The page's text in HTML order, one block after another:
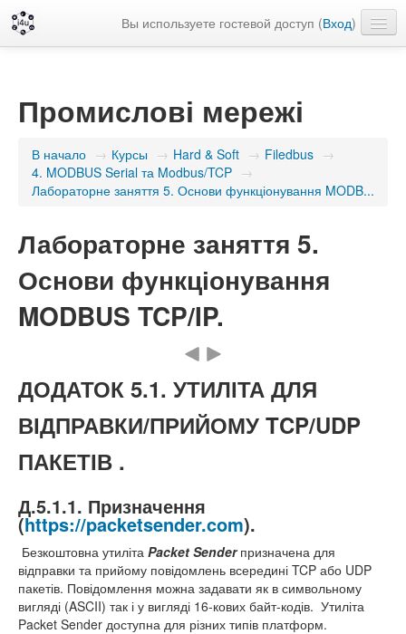
Вы используете гостевой доступ (Вход)
Промислові мережі
В начало → Курсы → Hard & Soft → Filedbus →
4. MODBUS Serial та Modbus/TCP →
Лабораторне заняття 5. Основи функціонування MODB...
Лабораторне заняття 5.
Основи функціонування
MODBUS TCP/IP.
ДОДАТОК 5.1. УТИЛІТА ДЛЯ
ВІДПРАВКИ/ПРИЙОМУ TCP/UDP
ПАКЕТІВ .
Д.5.1.1. Призначення
(https://packetsender.com).
Безкоштовна утиліта Packet Senderпризначена для
відправки та прийому повідомлень всередині TCP або UDP
пакетів. Повідомлення можна задавати як в символьному
вигляді (ASCII) так і у вигляді 16-кових байт-кодів. Утиліта
Packet Sender доступна для різних типів платформ.